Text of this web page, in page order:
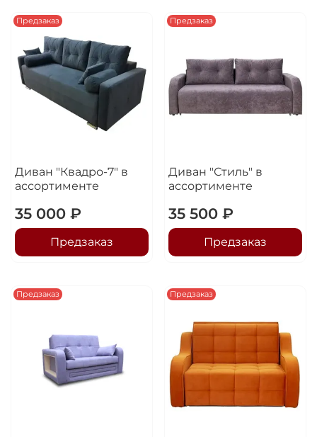
Предзаказ
Диван "Квадро-7" в
ассортименте
35 000 ₽
Предзаказ
Предзаказ
Диван "Стиль" в
ассортименте
35 500 ₽
Предзаказ
Предзаказ Предзаказ